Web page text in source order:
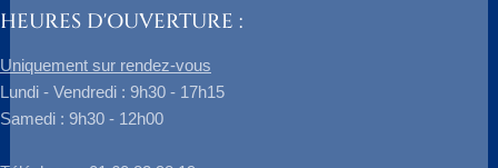
HEURES D'OUVERTURE :
Uniquement sur rendez-vous
Lundi - Vendredi : 9h30 - 17h15
Samedi : 9h30 - 12h00